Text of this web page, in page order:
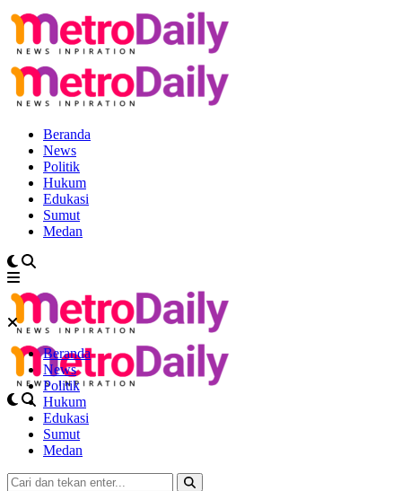
Beranda
News
Politik
Hukum
Edukasi
Sumut
Medan
Beranda
News
Politik
Hukum
Edukasi
Sumut
Medan